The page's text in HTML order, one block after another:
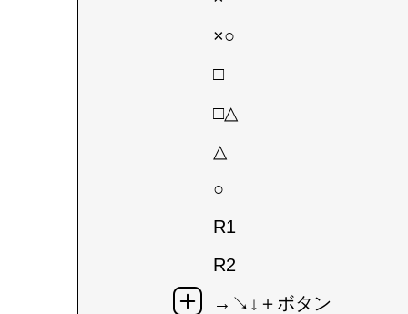
×○
□
□△
△
○
R1
R2
→↘↓＋ボタン